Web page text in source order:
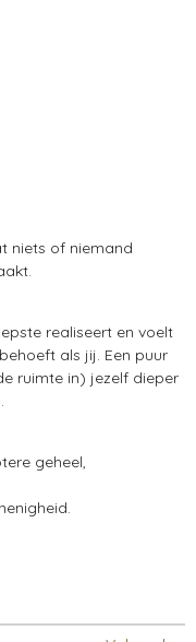
niets of niemand
realiseert en voelt
als jij. Een puur
ruimte in) jezelf dieper
geheel,